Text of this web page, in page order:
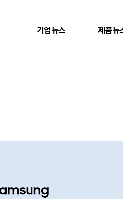
기업뉴스 제품뉴